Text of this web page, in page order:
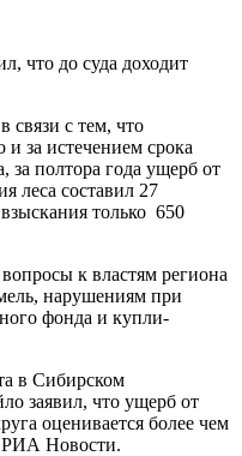
что до суда доходит
связи с тем, что
за истечением срока
за полтора года ущерб от
леса составил 27
только 650
к властям региона
нарушениям при
фонда и купли-
в Сибирском
заявил, что ущерб от
оценивается более чем
РИА Новости.